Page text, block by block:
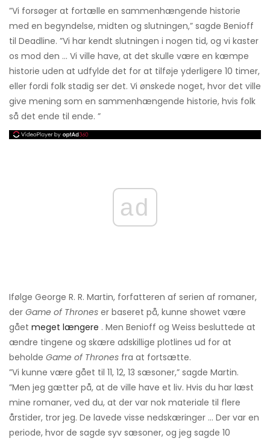
”Vi forsøger at fortælle en sammenhængende historie
med en begyndelse, midten og slutningen,” sagde Benioff
til Deadline. ”Vi har kendt slutningen i nogen tid, og vi kaster
os mod den ... Vi ville have, at det skulle være en kæmpe
historie uden at udfylde det for at tilføje yderligere 10 timer,
eller fordi folk stadig ser det. Vi ønskede noget, hvor det ville
give mening som en sammenhængende historie, hvis folk
så det ende til ende. ”
ad
Ifølge George R. R. Martin, forfatteren af ​​serien af ​​romaner,
der Game of Thrones er baseret på, kunne showet være
gået meget længere . Men Benioff og Weiss besluttede at
ændre tingene og skære adskillige plotlines ud for at
beholde Game of Thrones fra at fortsætte.
”Vi kunne være gået til 11, 12, 13 sæsoner,” sagde Martin.
”Men jeg gætter på, at de ville have et liv. Hvis du har læst
mine romaner, ved du, at der var nok materiale til flere
årstider, tror jeg. De lavede visse nedskæringer ... Der var en
periode, hvor de sagde syv sæsoner, og jeg sagde 10